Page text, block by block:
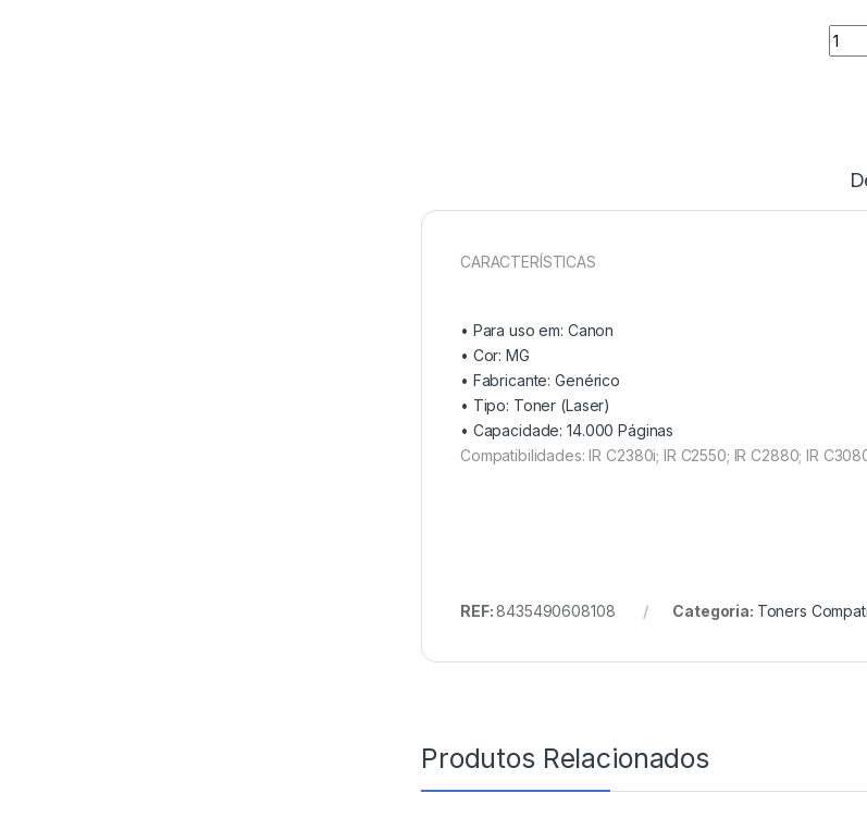
CARACTERÍSTICAS
• Para uso em: Canon
• Cor: MG
• Fabricante:Genérico
• Tipo: Toner (Laser)
• Capacidade:14.000 Páginas
Compatibilidades: IR C2380i; IR C2550; IR C2880; IR
REF:8435490608108 Categoria: Toners
Produtos Relacionados